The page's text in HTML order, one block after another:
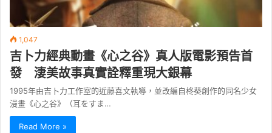
1,047
吉卜力經典動畫《心之谷》真人版電影預告首
發 淒美故事真實詮釋重現大銀幕
1995年由吉卜力工作室的近藤喜文執導，並改編自柊葵創作的同名少女
漫畫《心之谷》（耳をすま…
Read More »